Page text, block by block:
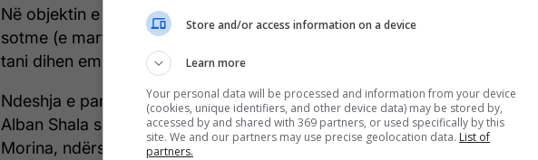
Në objektin e Federatës së Futbollit të Kosovës (FFK), gjatë ditës së
sotme (e martë) është hedhur shorti për caktimin e gjyqtarëve dhe
tani dihen emrat e tyre.
Ndeshja e parë mes Suharekës dhe Ballkanit do të gjykohet nga
Alban Shala si kryesor me ndihmës Arbnor Bullatovci dhe Besnik
Morina, ndërsa Valon Bajgora i katërt. Visar Kastrati do të jetë në
Store and/or access information on a device
Learn more
Your personal data will be processed and information from your device
(cookies, unique identifiers, and other device data) may be stored by,
accessed by and shared with 369 partners, or used specifically by this
site. We and our partners may use precise geolocation data. List of
partners.